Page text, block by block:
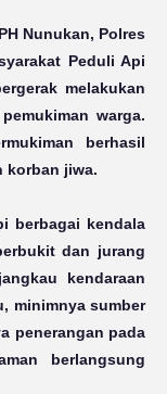
Nunukan, Polres
Peduli Api
melakukan
warga.
berhasil
korban jiwa.
berbagai kendala
dan jurang
kendaraan
minimnya sumber
penerangan pada
berlangsung